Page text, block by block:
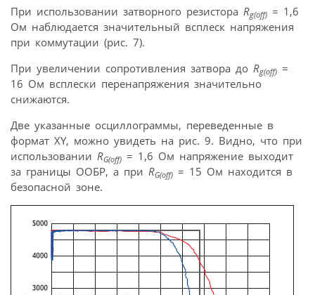
При использовании затворного резистора Rg(off) = 1,6
Ом наблюдается значительный всплеск напряжения
при коммутации (рис. 7).
При увеличении сопротивления затвора до Rg(off) =
16 Ом всплески перенапряжения значительно
снижаются.
Две указанные осциллограммы, переведенные в
формат ХY, можно увидеть на рис. 9. Видно, что при
использовании RG(off) = 1,6 Ом напряжение выходит
за границы ООБР, а при RG(off) = 15 Ом находится в
безопасной зоне.